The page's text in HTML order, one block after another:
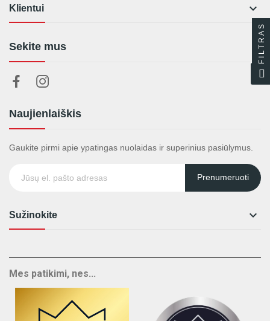
Klientui 
Sekite mus
Naujienlaiškis
Gaukite pirmi apie ypatingas nuolaidas ir superinius pasiūlymus.
Prenumeruoti
Sužinokite 
Mes patikimi, nes...
FILTRAS